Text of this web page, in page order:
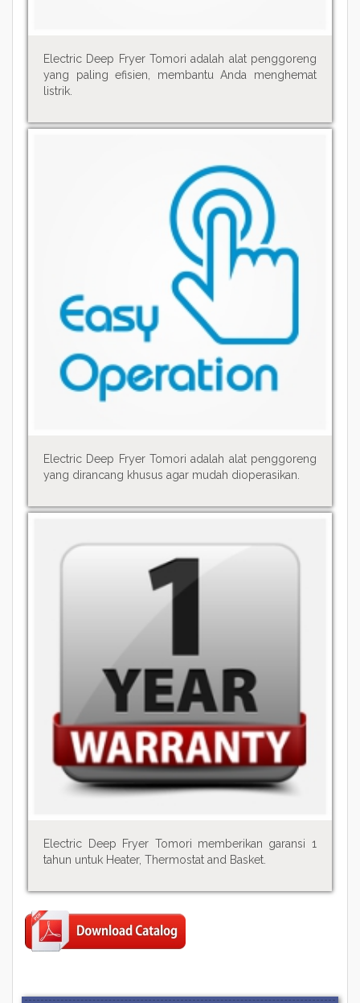
Electric Deep Fryer Tomori adalah alat penggoreng
yang paling efisien, membantu Anda menghemat
listrik.
Electric Deep Fryer Tomori adalah alat penggoreng
yang dirancang khusus agar mudah dioperasikan.
Electric Deep Fryer Tomori memberikan garansi 1
tahun untuk Heater, Thermostat and Basket.